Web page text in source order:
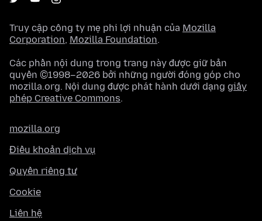
Truy cập công ty mẹ phi lợi nhuận của Mozilla
Corporation, Mozilla Foundation.
Các phần nội dung trong trang này được giữ bản
quyền ©1998–2026 bởi những người đóng góp cho
mozilla.org. Nội dung được phát hành dưới dạng giấy
phép Creative Commons.
mozilla.org
Điều khoản dịch vụ
Quyền riêng tư
Cookie
Liên hệ